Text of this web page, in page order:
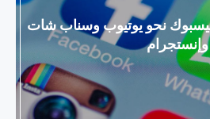
نحو يوتيوب وسناب شات
وإنستجرام